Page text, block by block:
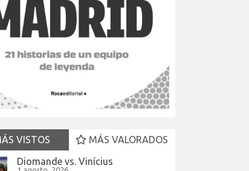
VISTOS
MÁS VALORADOS
Diomande vs. Vinícius